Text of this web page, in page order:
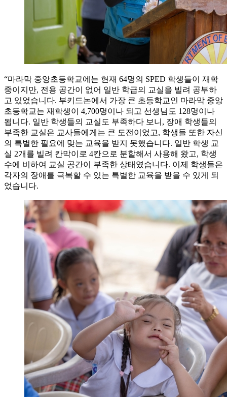
“마라막 중앙초등학교에는 현재 64명의 SPED 학생들이 재학
중이지만, 전용 공간이 없어 일반 학급의 교실을 빌려 공부하
고 있었습니다. 부키드논에서 가장 큰 초등학교인 마라막 중앙
초등학교는 재학생이 4,700명이나 되고 선생님도 128명이나
됩니다. 일반 학생들의 교실도 부족하다 보니, 장애 학생들의
부족한 교실은 교사들에게는 큰 도전이었고, 학생들 또한 자신
의 특별한 필요에 맞는 교육을 받지 못했습니다. 일반 학생 교
실 2개를 빌려 칸막이로 4칸으로 분할해서 사용해 왔고, 학생
수에 비하여 교실 공간이 부족한 상태였습니다. 이제 학생들은
각자의 장애를 극복할 수 있는 특별한 교육을 받을 수 있게 되
었습니다.